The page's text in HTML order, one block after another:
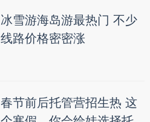
冰雪游海岛游最热门 不少
线路价格密密涨
春节前后托管营招生热 这